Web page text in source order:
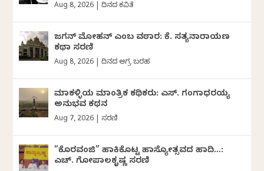
Aug 8, 2026 |ದಿನದ ಕವಿತೆ
ಜಗನ್‌ ಮೋಹನ್‌ ಎಂಬ ವಠಾರ: ಕೆ. ಸತ್ಯನಾರಾಯಣ
ಕಥಾ ಸರಣಿ
Aug 8, 2026 |ದಿನದ ಅಗ್ರ ಬರಹ
ಮಾಕಳ್ಳಿಯ ಮಾಂತ್ರಿಕ ಕಥಿಕರು: ಎಸ್. ಗಂಗಾಧರಯ್ಯ
ಅನುಭವ ಕಥನ
Aug 7, 2026 ಸರಣಿ
“ಕೊರವಂಜಿ” ಹಾಕಿಕೊಟ್ಟ ಹಾಸ್ಯೋತ್ಸವದ ಹಾದಿ…:
ಎಚ್. ಗೋಪಾಲಕೃಷ್ಣ ಸರಣಿ